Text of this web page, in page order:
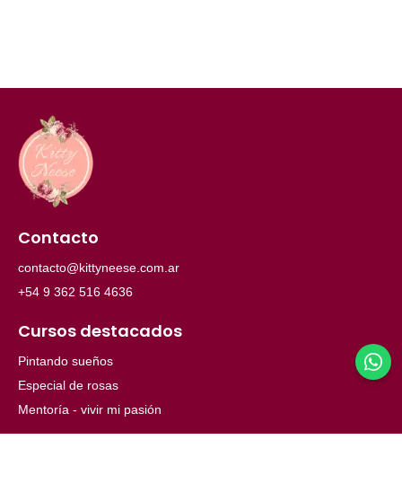
Contacto
contacto@kittyneese.com.ar
+54 9 362 516 4636
Cursos destacados
Pintando sueños
Especial de rosas
Mentoría - vivir mi pasión